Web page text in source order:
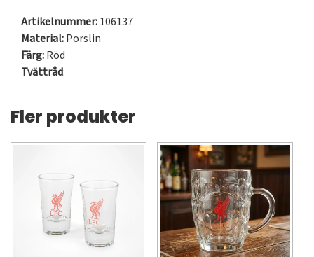
Artikelnummer:106137
Material:Porslin
Färg:Röd
Tvättråd:
Fler produkter